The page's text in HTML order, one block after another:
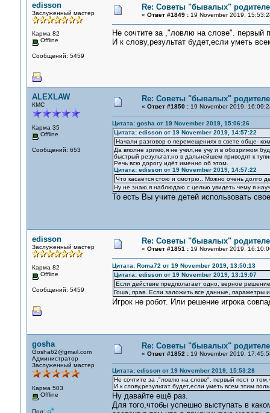
edisson
Заслуженный мастер
Карма 82
Offline
Сообщений: 5459
Re: Советы "бывалых"
« Ответ #1849 :19 November 2019,
Не сочтите за ,"ловлю на слове". первый
И к слову,результат будет,если уметь
ALEXLAW
КМС
Карма 35
Offline
Сообщений: 653
Re: Советы "бывалых"
« Ответ #1850 :19 November 2019,
Цитата: gosha от 19 November 2019, 15:06:26
Цитата: edisson от 19 November 2019, 14:57:22
Начали разговор о перемещениях в свете обще-
Да вполне зримо,я не учил,не учу и в обозримом
быстрый результат,но в дальнейшем приводят к
Речь всю дорогу идёт именно об этом.
Цитата: edisson от 19 November 2019, 14:57:22
Что касается стою и смотрю.. Можно очень долго
Ну не знаю,я наблюдаю с целью увидеть чему я
То есть Вы учите детей использовать
edisson
Заслуженный мастер
Карма 82
Offline
Сообщений: 5459
Re: Советы "бывалых"
« Ответ #1851 :19 November 2019,
Цитата: Roma72 от 19 November 2019, 13:50:13
Цитата: edisson от 19 November 2019, 13:19:07
Если действие предполагает одно, верное
Гоша, прав. Если заложить все данные, параметры
Игрок не робот. Или решение игрока
gosha
Gosha62@gmail.com
Администратор
Заслуженный мастер
Карма 503
Offline
Пол:
Re: Советы "бывалых"
« Ответ #1852 :19 November 2019,
Цитата: edisson от 19 November 2019, 15:53:28
Не сочтите за ,"ловлю на слове". первый пост о
И к слову,результат будет,если уметь всем этим
Ну давайте ещё раз.
Для того,чтобы успешно выступать в